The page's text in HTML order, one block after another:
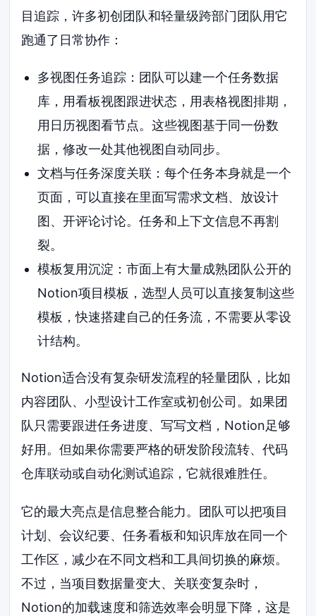
目追踪，许多初创团队和轻量级跨部门团队用它
跑通了日常协作：
多视图任务追踪：团队可以建一个任务数据
库，用看板视图跟进状态，用表格视图排期，
用日历视图看节点。这些视图基于同一份数
据，修改一处其他视图自动同步。
文档与任务深度关联：每个任务本身就是一个
页面，可以直接在里面写需求文档、放设计
图、开评论讨论。任务和上下文信息不再割
裂。
模板复用沉淀：市面上有大量成熟团队公开的
Notion项目模板，选型人员可以直接复制这些
模板，快速搭建自己的任务流，不需要从零设
计结构。
Notion适合没有复杂研发流程的轻量团队，比如
内容团队、小型设计工作室或初创公司。如果团
队只需要跟进任务进度、写写文档，Notion足够
好用。但如果你需要严格的研发阶段流转、代码
仓库联动或自动化测试追踪，它就很难胜任。
它的最大亮点是信息整合能力。团队可以把项目
计划、会议纪要、任务看板和知识库放在同一个
工作区，减少在不同文档和工具间切换的麻烦。
不过，当项目数据量变大、关联变复杂时，
Notion的加载速度和筛选效率会明显下降，这是